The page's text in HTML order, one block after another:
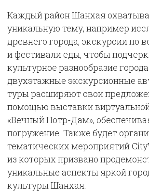
Каждый район Шанхая
уникальную тему, например
древнего города, экскурсии по
и фестивали еды, чтобы
культурное разнообразие
двухэтажные экскурсионные
туры расширяют свои
помощью выставки
«Вечный Нотр-Дам»,
погружение. Также будет
тематических мероприятий
из которых призвано
уникальные аспекты яркой
культуры Шанхая.